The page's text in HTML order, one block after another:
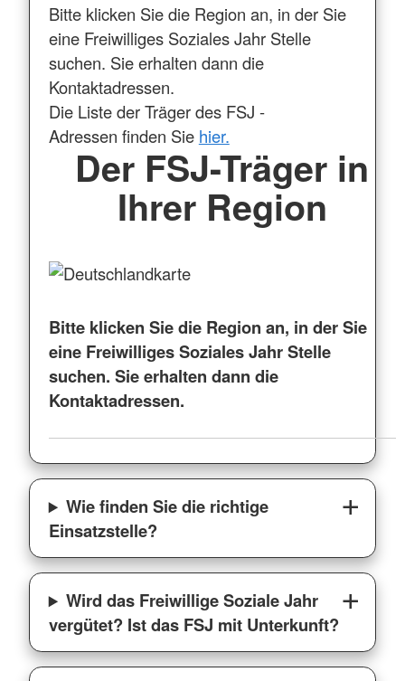
Bitte klicken Sie die Region an, in der Sie
eine Freiwilliges Soziales Jahr Stelle
suchen. Sie erhalten dann die
Kontaktadressen.
Die Liste der Träger des FSJ -
Adressen finden Sie hier.
Der FSJ-Träger in
Ihrer Region
Bitte klicken Sie die Region an, in der Sie
eine Freiwilliges Soziales Jahr Stelle
suchen. Sie erhalten dann die
Kontaktadressen.
Wie finden Sie die richtige
Einsatzstelle?
Wird das Freiwillige Soziale Jahr
vergütet? Ist das FSJ mit Unterkunft?